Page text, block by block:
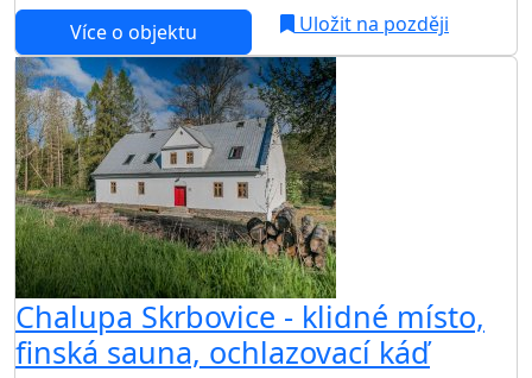
Více o objektu Uložit na později
Chalupa Skrbovice - klidné místo,
finská sauna, ochlazovací káď